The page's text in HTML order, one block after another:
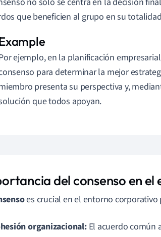
que beneficien al grupo en su
ejemplo, en la planificación
para determinar la mejor
presenta su perspectiva y,
que todos apoyan.
del consenso en
es crucial en el entorno corporativo
organizacional:El acuerdo común